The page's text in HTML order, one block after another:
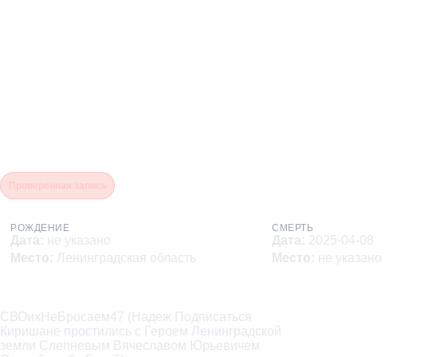
РОЖДЕНИЕ
Дата: не указано
Место: Ленинградская область
СМЕРТЬ
Дата: 2025-04-08
Место: не указано
СВОихНеБросаем47 (Надеж Подписаться
Киришане простились с Героем Ленинградской
земли Слепневым Вячеславом Юрьевичем